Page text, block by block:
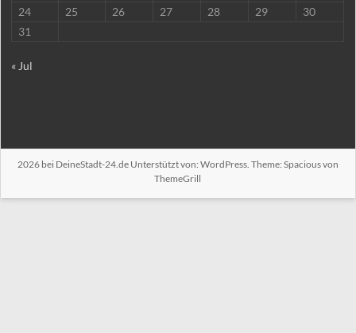
24
25 26 27 28 29
30
31
« Jul
2026 bei DeineStadt-24.deUnterstützt von: WordPress. Theme: Spacious von
ThemeGrill